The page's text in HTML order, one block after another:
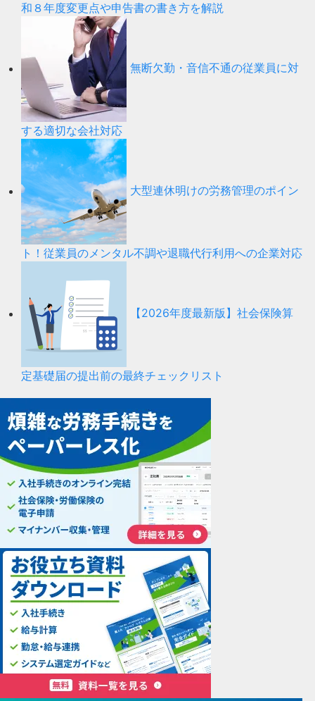
和８年度変更点や申告書の書き方を解説
無断欠勤・音信不通の従業員に対
する適切な会社対応
大型連休明けの労務管理のポイン
ト！従業員のメンタル不調や退職代行利用への企業対応
【2026年度最新版】社会保険算
定基礎届の提出前の最終チェックリスト